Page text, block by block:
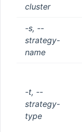
cluster
-s, --
strategy-
name
-t, --
strategy-
type